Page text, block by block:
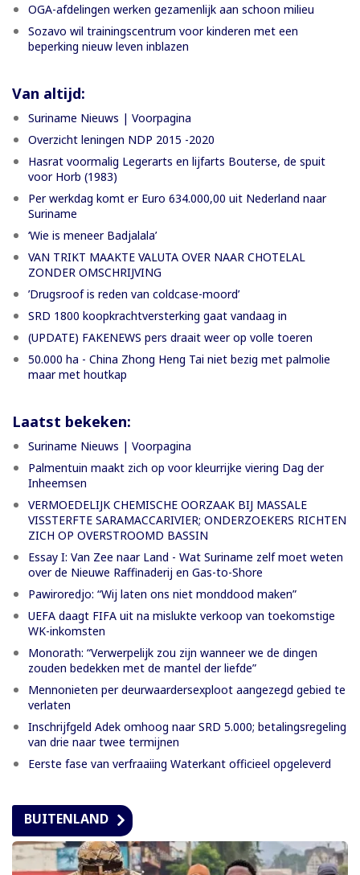
OGA-afdelingen werken gezamenlijk aan schoon milieu
Sozavo wil trainingscentrum voor kinderen met een
beperking nieuw leven inblazen
Van altijd:
Suriname Nieuws | Voorpagina
Overzicht leningen NDP 2015 -2020
Hasrat voormalig Legerarts en lijfarts Bouterse, de spuit
voor Horb (1983)
Per werkdag komt er Euro 634.000,00 uit Nederland naar
Suriname
‘Wie is meneer Badjalala’
VAN TRIKT MAAKTE VALUTA OVER NAAR CHOTELAL
ZONDER OMSCHRIJVING
’Drugsroof is reden van coldcase-moord’
SRD 1800 koopkrachtversterking gaat vandaag in
(UPDATE) FAKENEWS pers draait weer op volle toeren
50.000 ha - China Zhong Heng Tai niet bezig met palmolie
maar met houtkap
Laatst bekeken:
Suriname Nieuws | Voorpagina
Palmentuin maakt zich op voor kleurrijke viering Dag der
Inheemsen
VERMOEDELIJK CHEMISCHE OORZAAK BIJ MASSALE
VISSTERFTE SARAMACCARIVIER; ONDERZOEKERS RICHTEN
ZICH OP OVERSTROOMD BASSIN
Essay I: Van Zee naar Land - Wat Suriname zelf moet weten
over de Nieuwe Raffinaderij en Gas-to-Shore
Pawiroredjo: “Wij laten ons niet monddood maken”
UEFA daagt FIFA uit na mislukte verkoop van toekomstige
WK-inkomsten
Monorath: “Verwerpelijk zou zijn wanneer we de dingen
zouden bedekken met de mantel der liefde”
Mennonieten per deurwaardersexploot aangezegd gebied te
verlaten
Inschrijfgeld Adek omhoog naar SRD 5.000; betalingsregeling
van drie naar twee termijnen
Eerste fase van verfraaiing Waterkant officieel opgeleverd
BUITENLAND